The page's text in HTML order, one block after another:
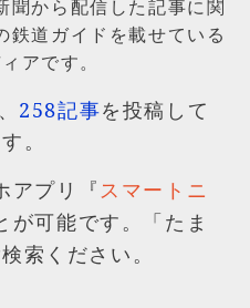
聞から配信した記事に関
鉄道ガイドを載せている
アです。
258記事を投稿して
。
アプリ『 スマートニ
が可能です。「たま
索ください。